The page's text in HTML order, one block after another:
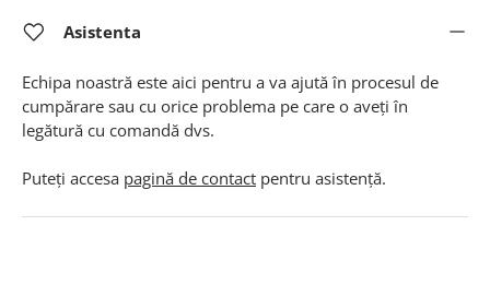
Asistenta
Echipa noastră este aici pentru a va ajută în procesul de
cumpărare sau cu orice problema pe care o aveți în
legătură cu comandă dvs.
Puteți accesa pagină de contact pentru asistență.